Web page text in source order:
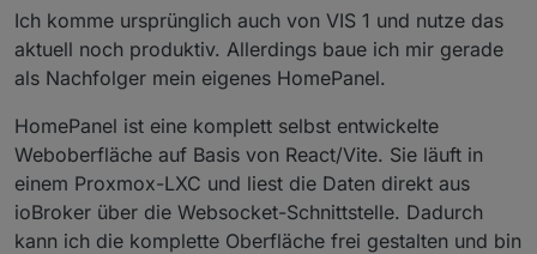
Ich komme ursprünglich auch von VIS 1 und nutze das
aktuell noch produktiv. Allerdings baue ich mir gerade
als Nachfolger mein eigenes HomePanel.
HomePanel ist eine komplett selbst entwickelte
Weboberfläche auf Basis von React/Vite. Sie läuft in
einem Proxmox-LXC und liest die Daten direkt aus
ioBroker über die Websocket-Schnittstelle. Dadurch
kann ich die komplette Oberfläche frei gestalten und bin